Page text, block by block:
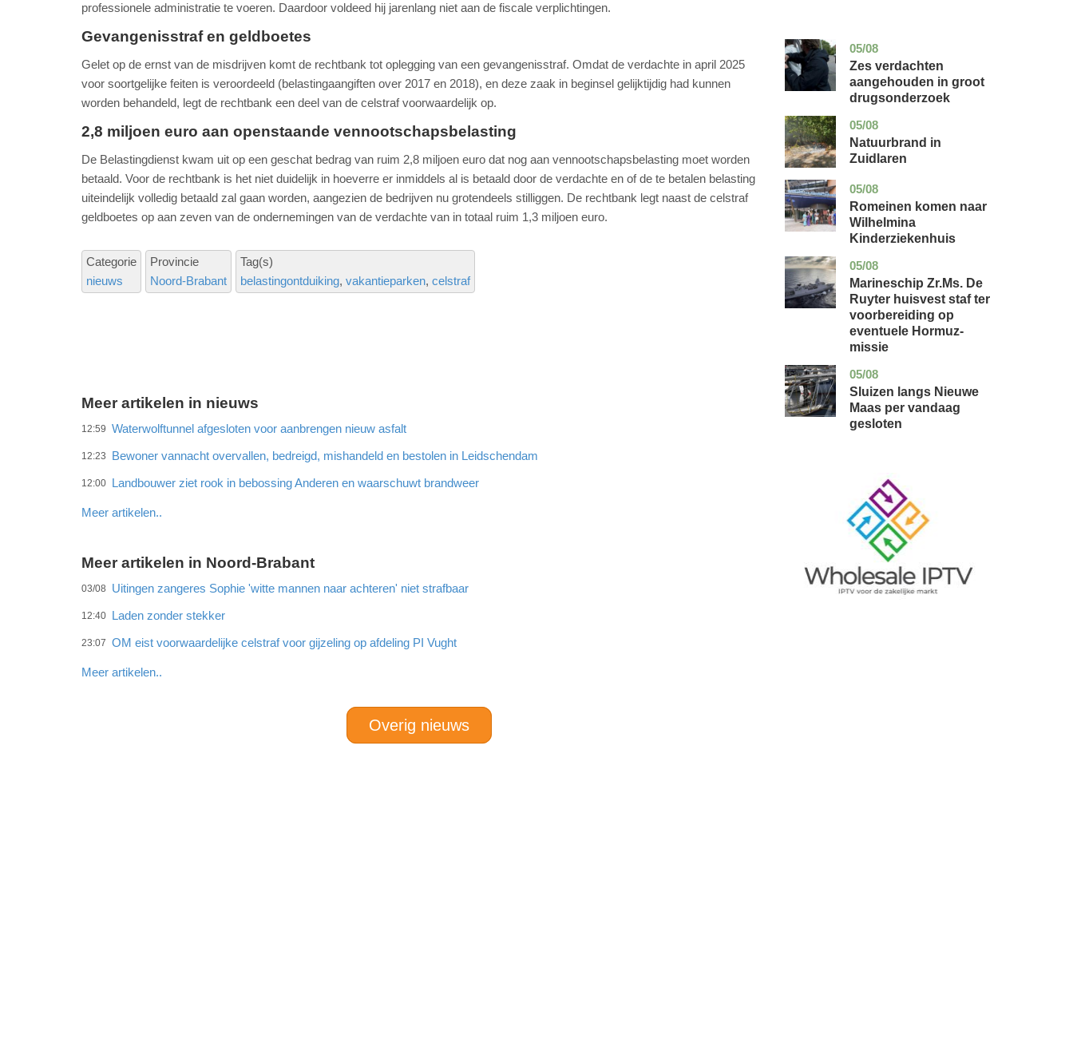
professionele administratie te voeren. Daardoor voldeed hij jarenlang niet aan de fiscale verplichtingen.
Gevangenisstraf en geldboetes
Gelet op de ernst van de misdrijven komt de rechtbank tot oplegging van een gevangenisstraf. Omdat de verdachte in april 2025
voor soortgelijke feiten is veroordeeld (belastingaangiften over 2017 en 2018), en deze zaak in beginsel gelijktijdig had kunnen
worden behandeld, legt de rechtbank een deel van de celstraf voorwaardelijk op.
2,8 miljoen euro aan openstaande vennootschapsbelasting
De Belastingdienst kwam uit op een geschat bedrag van ruim 2,8 miljoen euro dat nog aan vennootschapsbelasting moet worden
betaald. Voor de rechtbank is het niet duidelijk in hoeverre er inmiddels al is betaald door de verdachte en of de te betalen belasting
uiteindelijk volledig betaald zal gaan worden, aangezien de bedrijven nu grotendeels stilliggen. De rechtbank legt naast de celstraf
geldboetes op aan zeven van de ondernemingen van de verdachte van in totaal ruim 1,3 miljoen euro.
Categorie
nieuws
Provincie
Noord-Brabant
Tag(s)
belastingontduiking vakantieparken celstraf
Meer artikelen in nieuws
12:59 Waterwolftunnel afgesloten voor aanbrengen nieuw asfalt
12:23 Bewoner vannacht overvallen, bedreigd, mishandeld en bestolen in Leidschendam
12:00 Landbouwer ziet rook in bebossing Anderen en waarschuwt brandweer
Meer artikelen..
Meer artikelen in Noord-Brabant
03/08 Uitingen zangeres Sophie 'witte mannen naar achteren' niet strafbaar
12:40 Laden zonder stekker
23:07 OM eist voorwaardelijke celstraf voor gijzeling op afdeling PI Vught
Meer artikelen..
Overig nieuws
05/08
zuid-
holland
nieuws
Zes verdachten
aangehouden in groot
drugsonderzoek
05/08
drenthe
nieuws
Natuurbrand in
Zuidlaren
05/08
utrecht
nieuws
Romeinen komen naar
Wilhelmina
Kinderziekenhuis
05/08
zuid-
holland
nieuws
Marineschip Zr.Ms. De
Ruyter huisvest staf ter
voorbereiding op
eventuele Hormuz-
missie
05/08
zuid-
holland
nieuws
Sluizen langs Nieuwe
Maas per vandaag
gesloten